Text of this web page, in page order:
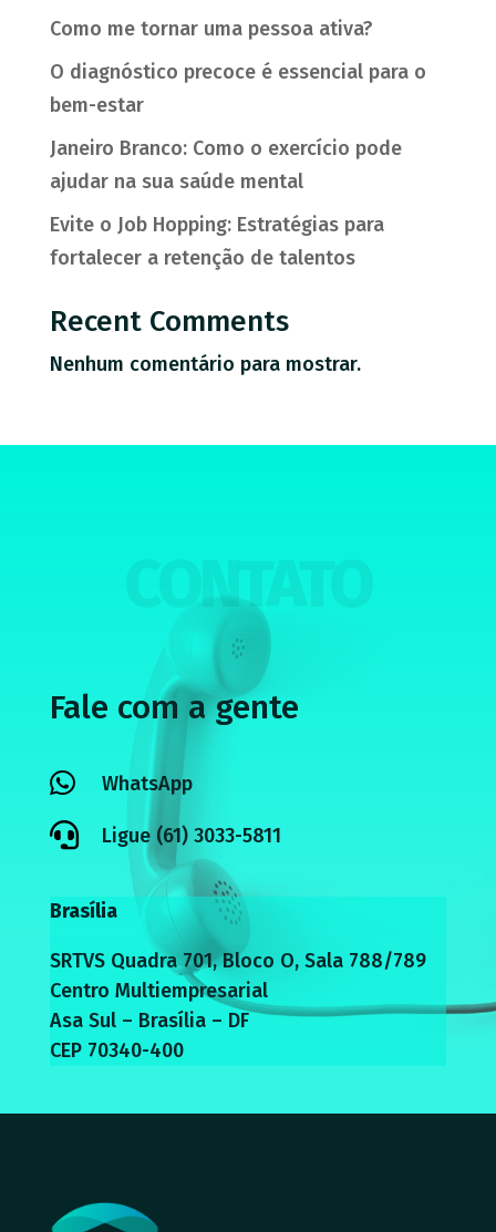
Como me tornar uma pessoa ativa?
O diagnóstico precoce é essencial para o
bem-estar
Janeiro Branco: Como o exercício pode
ajudar na sua saúde mental
Evite o Job Hopping: Estratégias para
fortalecer a retenção de talentos
Recent Comments
Nenhum comentário para mostrar.
CONTATO
Fale com a gente
 WhatsApp
 Ligue (61) 3033-5811
Brasília
SRTVS Quadra 701, Bloco O, Sala 788/789
Centro Multiempresarial
Asa Sul – Brasília – DF
CEP 70340-400